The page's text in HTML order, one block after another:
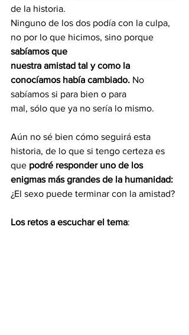
de la historia.
Ninguno de los dos podía con la culpa,
no por lo que hicimos, sino porque
sabíamos que
nuestra amistad tal y como la
conocíamos había cambiado. No
sabíamos si para bien o para
mal, sólo que ya no sería lo mismo.
Aún no sé bien cómo seguirá esta
historia, de lo que si tengo certeza es
que podré responder uno de los
enigmas más grandes de la humanidad:
¿El sexo puede terminar con la amistad?
Los retos a escuchar el tema: